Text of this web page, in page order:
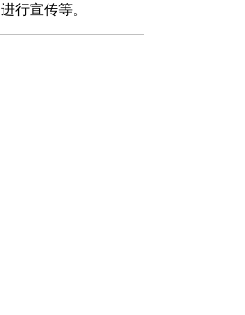
进行宣传等。